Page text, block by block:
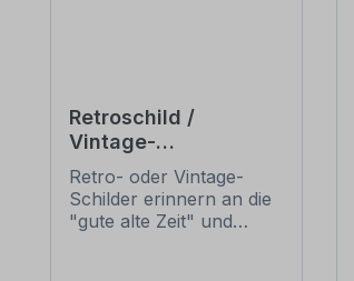
Retroschild /
Vintage-
Spruchschild Gottes
guter Segen sei mit
dir – Religion -
Retro- oder Vintage-
Schilder erinnern an die
"gute alte Zeit" und